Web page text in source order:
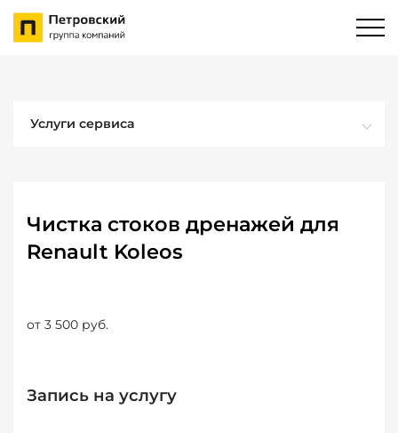
Услуги сервиса
Чистка стоков дренажей для
Renault Koleos
от 3 500 руб.
Запись на услугу